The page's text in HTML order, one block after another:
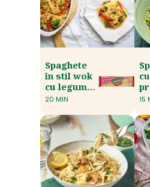
Spaghete
în stil wok
cu legume
și carne
20 MIN 15